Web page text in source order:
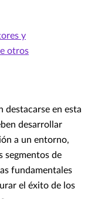
y
otros
destacarse en esta
desarrollar
a un entorno,
segmentos de
fundamentales
el éxito de los